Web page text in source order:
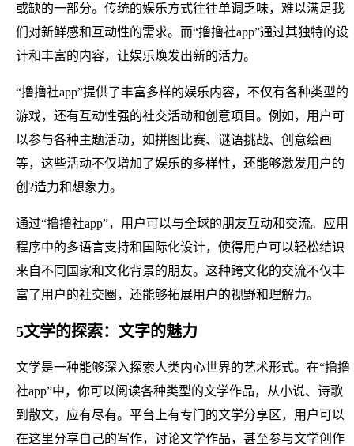
或缺的一部分。传统的娱乐方式往往单调乏味，难以满足我
们对新鲜感和互动性的需求。而“撸撸社app”通过其独特的设
计和丰富的内容，让娱乐焕发出新的活力。
“撸撸社app”提供了丰富多样的娱乐内容，不仅有各种类型的
游戏，还有互动性强的社交活动和创意项目。例如，用户可
以参与各种主题活动，如拼图比赛、谜语挑战、创意绘画
等，这些活动不仅增加了娱乐的多样性，还能够激发用户的
创?造力和想象力。
通过“撸撸社app”，用户可以与全球的朋友互动和交流。应用
程序中的多语言支持和国际化设计，使得用户可以轻松结识
来自不同国家和文化背景的朋友。这种跨文化的交流不仅丰
富了用户的社交圈，还能够拓展用户的视野和理解力。
5文学的探索：文字的魅力
文学是一种能够深入探索人类内心世界的艺术形式。在“撸撸
社app”中，你可以阅读各种类型的文学作品，从小说、诗歌
到散文，应有尽有。平台上有专门的文学分享区，用户可以
在这里分享自己的写作，讨论文学作品，甚至参与文学创作